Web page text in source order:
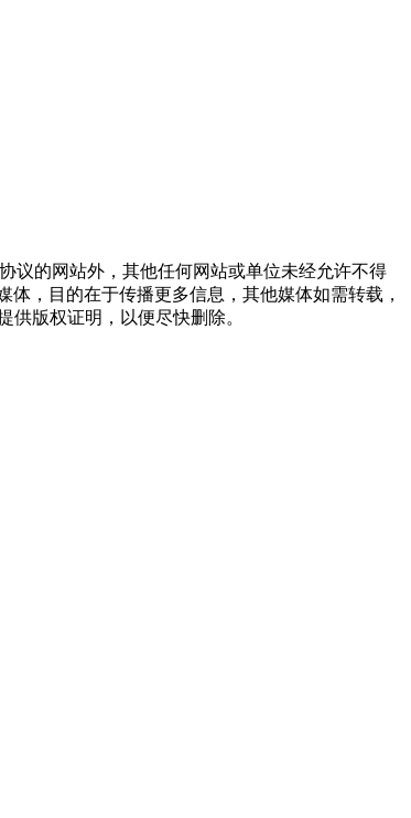
议的网站外，其他任何网站或单位未经允许不得
，目的在于传播更多信息，其他媒体如需转载，
版权证明，以便尽快删除。